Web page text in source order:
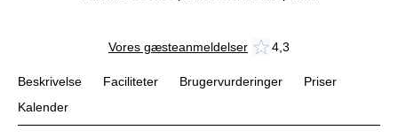
Vores gæsteanmeldelser 4,3
Beskrivelse Faciliteter Brugervurderinger
Priser
Kalender